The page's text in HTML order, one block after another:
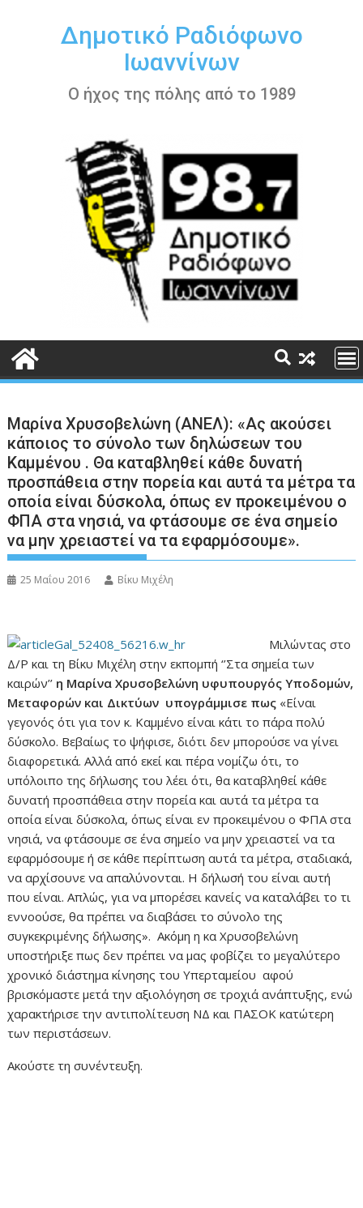
περιεχόμενοΔημοτικό Ραδιόφωνο
Ιωαννίνων
Ο ήχος της πόλης από το 1989
Μαρίνα Χρυσοβελώνη (ΑΝΕΛ): «Ας ακούσει
κάποιος το σύνολο των δηλώσεων του
Καμμένου . Θα καταβληθεί κάθε δυνατή
προσπάθεια στην πορεία και αυτά τα μέτρα τα
οποία είναι δύσκολα, όπως εν προκειμένου ο
ΦΠΑ στα νησιά, να φτάσουμε σε ένα σημείο
να μην χρειαστεί να τα εφαρμόσουμε».
25 Μαΐου 2016 Βίκυ Μιχέλη
Μιλώντας στο
Δ/Ρ και τη Βίκυ Μιχέλη στην εκπομπή ‘’Στα σημεία των
καιρών’’ η Μαρίνα Χρυσοβελώνη υφυπουργός Υποδομών,
Μεταφορών και Δικτύων υπογράμμισε πως «Είναι
γεγονός ότι για τον κ. Καμμένο είναι κάτι το πάρα πολύ
δύσκολο. Βεβαίως το ψήφισε, διότι δεν μπορούσε να γίνει
διαφορετικά. Αλλά από εκεί και πέρα νομίζω ότι, το
υπόλοιπο της δήλωσης του λέει ότι, θα καταβληθεί κάθε
δυνατή προσπάθεια στην πορεία και αυτά τα μέτρα τα
οποία είναι δύσκολα, όπως είναι εν προκειμένου ο ΦΠΑ στα
νησιά, να φτάσουμε σε ένα σημείο να μην χρειαστεί να τα
εφαρμόσουμε ή σε κάθε περίπτωση αυτά τα μέτρα, σταδιακά,
να αρχίσουνε να απαλύνονται. Η δήλωσή του είναι αυτή
που είναι. Απλώς, για να μπορέσει κανείς να καταλάβει το τι
εννοούσε, θα πρέπει να διαβάσει το σύνολο της
συγκεκριμένης δήλωσης». Ακόμη η κα Χρυσοβελώνη
υποστήριξε πως δεν πρέπει να μας φοβίζει το μεγαλύτερο
χρονικό διάστημα κίνησης του Υπερταμείου αφού
βρισκόμαστε μετά την αξιολόγηση σε τροχιά ανάπτυξης, ενώ
χαρακτήρισε την αντιπολίτευση ΝΔ και ΠΑΣΟΚ κατώτερη
των περιστάσεων.
Ακούστε τη συνέντευξη.